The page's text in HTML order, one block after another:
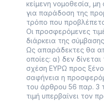
κείμενη νομοθεσία,
για παράδοση της
τρόπο που
Οι προσφερόμενες
διάρκεια της
Ως απαράδεκτες θα
οποίες: α) δεν
σχέση ΕΥΡΩ προς ξένο
σαφήνεια η
του άρθρου 56 παρ. 3
τιμή υπερβαίνει τον